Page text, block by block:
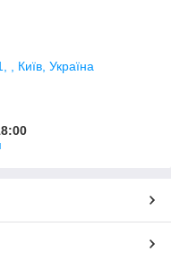
, Київ, Україна